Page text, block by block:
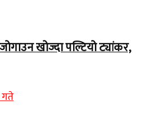
खोज्दा पल्टियो ट्यांकर,
गते